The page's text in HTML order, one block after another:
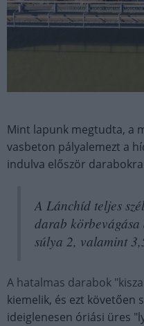
Mint lapunk megtudta, a
vasbeton pályalemezt a
indulva először
A Lánchíd teljes
darab körbevágása
súlya 2, valamint
A hatalmas darabok
kiemelik, és ezt követően
ideiglenesen óriási üres